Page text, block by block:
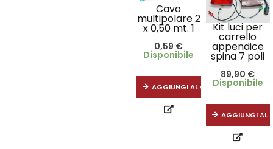
Cavo
multipolare 2
x 0,50 mt. 1
0,59 €
Disponibile
AGGIUNGI AL CARRELLO
Kit luci per
carrello
appendice
spina 7 poli
89,90 €
Disponibile
AGGIUNGI AL